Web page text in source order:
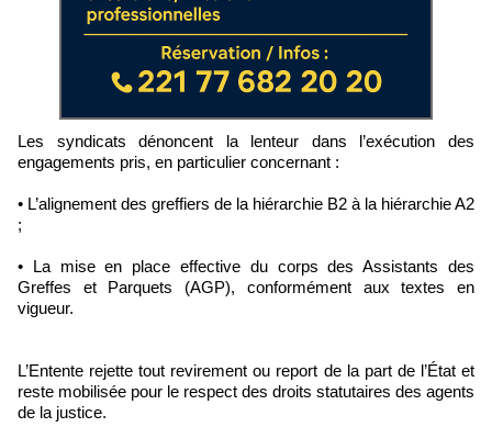
Les syndicats dénoncent la lenteur dans l’exécution des
engagements pris, en particulier concernant :
• L’alignement des greffiers de la hiérarchie B2 à la hiérarchie A2
;
• La mise en place effective du corps des Assistants des
Greffes et Parquets (AGP), conformément aux textes en
vigueur.
L’Entente rejette tout revirement ou report de la part de l’État et
reste mobilisée pour le respect des droits statutaires des agents
de la justice.